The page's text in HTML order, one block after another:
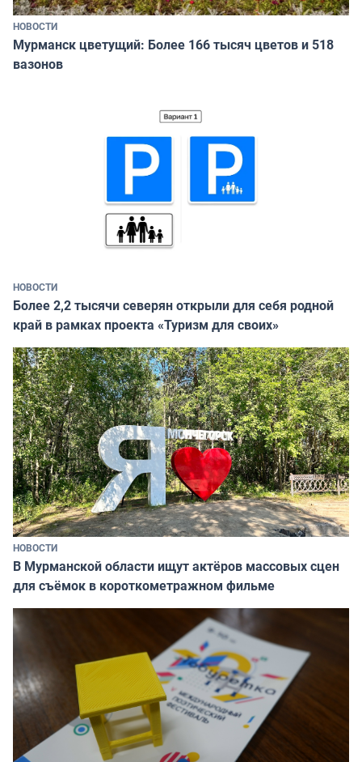
НОВОСТИ
Мурманск цветущий: Более 166 тысяч цветов и 518
вазонов
НОВОСТИ
Более 2,2 тысячи северян открыли для себя родной
край в рамках проекта «Туризм для своих»
НОВОСТИ
В Мурманской области ищут актёров массовых сцен
для съёмок в короткометражном фильме